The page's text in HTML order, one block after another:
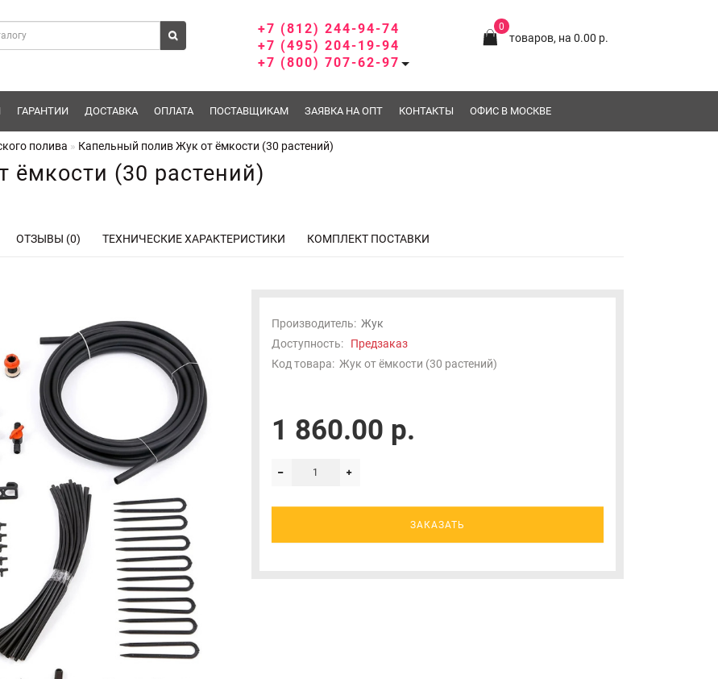
0
товаров, на 0.00 р.
+7 (812) 244-94-74
+7 (495) 204-19-94
+7 (800) 707-62-97
ГАРАНТИИ ДОСТАВКА ОПЛАТА ПОСТАВЩИКАМ ЗАЯВКА НА ОПТ КОНТАКТЫ ОФИС В МОСКВЕ
полива Капельный полив Жук от ёмкости (30 растений)
(30 растений)
ОТЗЫВЫ (0) ТЕХНИЧЕСКИЕ ХАРАКТЕРИСТИКИ КОМПЛЕКТ ПОСТАВКИ
Производитель: Жук
Доступность: Предзаказ
Код товара: Жук от ёмкости (30 растений)
1 860.00 р.
ЗАКАЗАТЬ